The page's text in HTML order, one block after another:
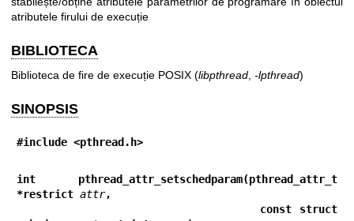
atributele firului de execuție
BIBLIOTECA
Biblioteca de fire de execuție POSIX (libpthread -lpthread)
SINOPSIS
#include <pthread.h>
int pthread_attr_setschedparam(pthread_attr_t
*restrict attr,